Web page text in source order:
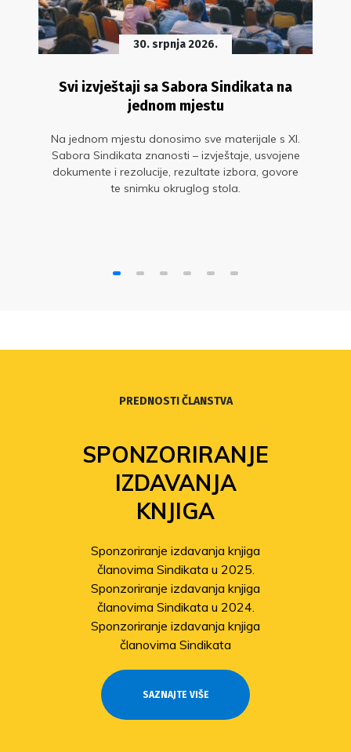
30. srpnja 2026.
Svi izvještaji sa Sabora Sindikata na
jednom mjestu
Na jednom mjestu donosimo sve materijale s XI.
Sabora Sindikata znanosti – izvještaje, usvojene
dokumente i rezolucije, rezultate izbora, govore
te snimku okruglog stola.
PREDNOSTI ČLANSTVA
SPONZORIRANJE
IZDAVANJA
KNJIGA
Sponzoriranje izdavanja knjiga
članovima Sindikata u 2025.
Sponzoriranje izdavanja knjiga
članovima Sindikata u 2024.
Sponzoriranje izdavanja knjiga
članovima Sindikata
SAZNAJTE VIŠE